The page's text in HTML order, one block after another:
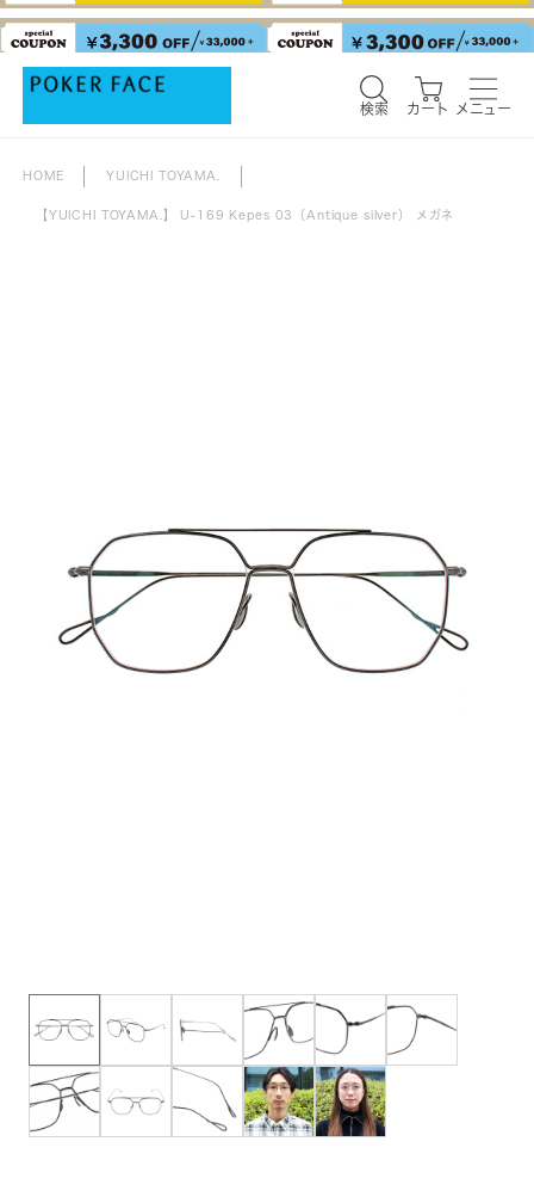
検索 カート メニュー
検索 カート メニュー
HOME YUICHI TOYAMA.
【YUICHI TOYAMA.】 U-169 Kepes 03（Antique silver） メガネ